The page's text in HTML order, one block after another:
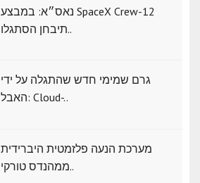
נאס״א: במבצע SpaceX Crew-12
תיבחן הסתגלו..
גרם שמימי חדש שהתגלה על ידי
האבל: Cloud-..
מערכת הנעה פלזמטית היברידית
ממהנדס טורקי..